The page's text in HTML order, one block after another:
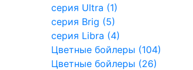
серия Ultra (1)
серия Brig (5)
серия Libra (4)
Цветные бойлеры (104)
Цветные бойлеры (26)